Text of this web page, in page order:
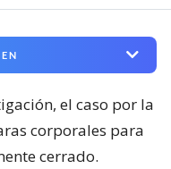
el caso por la
corporales para
cerrado.